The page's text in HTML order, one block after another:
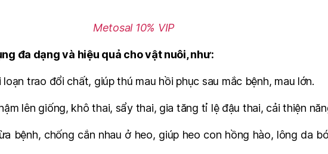
Metosal 10% VIP
đa dạng và hiệu quả cho vật nuôi, như:
trao đổi chất, giúp thú mau hồi phục sau mắc bệnh, mau lớn.
lên giống, khô thai, sẩy thai, gia tăng tỉ lệ đậu thai, cải thiện
bệnh, chống cắn nhau ở heo, giúp heo con hồng hào, lông da